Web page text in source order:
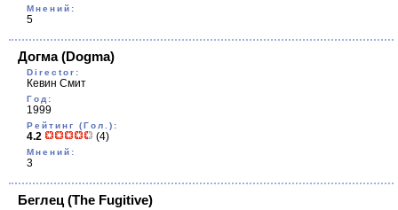
Мнений:
5
Догма(Dogma)
Director:
Кевин Смит
Год:
1999
Рейтинг (Гол.):
4.2 (4)
Мнений:
3
Беглец (The Fugitive)